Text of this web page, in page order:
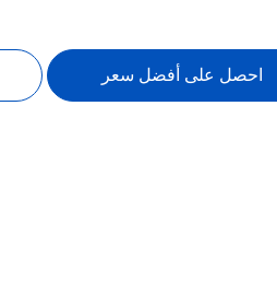
احصل على أفضل سعر